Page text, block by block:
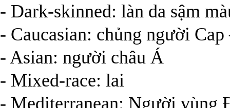
- Dark-skinned: làn da sậm
- Caucasian: chủng người Cap
- Asian: người châu Á
- Mixed-race: lai
- Mediterranean: Người vùng